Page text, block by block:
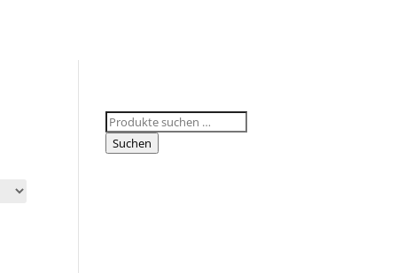
Suchen
nach:
Suchen